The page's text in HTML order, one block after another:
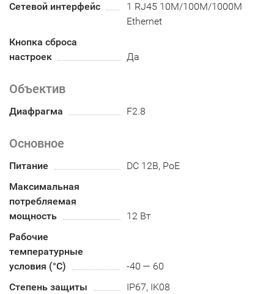
Сетевой интерфейс
1 RJ45 10M/100M/1000M
Ethernet
Кнопка сброса
настроек
Да
Объектив
Диафрагма F2.8
Основное
Питание
DC 12В, PoE
Максимальная
потребляемая
мощность
12 Вт
Рабочие
температурные
условия (°С)
-40 — 60
Степень защиты
IP67, IK08